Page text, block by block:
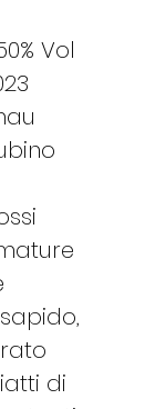
Vol
di